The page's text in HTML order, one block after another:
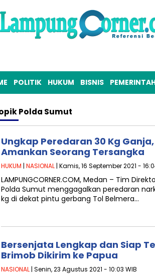
POLITIK HUKUM BISNIS
Polda Sumut
Ungkap Peredaran 30 Kg
Amankan Seorang Tersangka
HUKUM | NASIONAL | Kamis, 16 September 2021 -
LAMPUNGCORNER.COM, Medan – Tim
Polda Sumut menggagalkan peredaran
kg di dekat pintu gerbang Tol Belmera…
Bersenjata Lengkap dan Siap
Brimob Dikirim ke Papua
NASIONAL | Senin, 23 Agustus 2021 - 10:03 WIB